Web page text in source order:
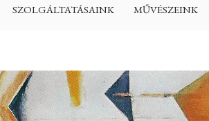
SZOLGÁLTATÁSAINK MŰVÉSZEINK